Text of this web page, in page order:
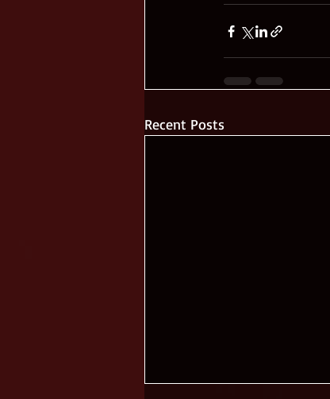
Recent Posts